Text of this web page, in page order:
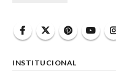
INSTITUCIONAL